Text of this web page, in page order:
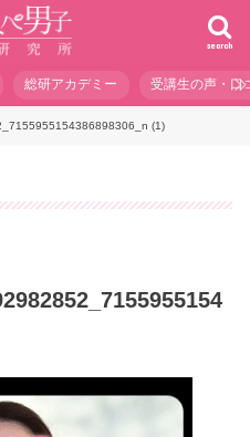
search
総研アカデミー 受講生の声・口
(1)